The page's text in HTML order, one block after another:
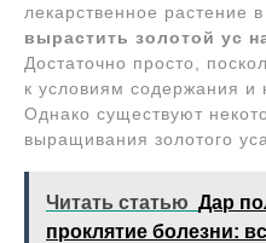
лекарственное растение
вырастить золотой ус
Достаточно просто,
к условиям содержания и
Однако существуют
выращивания золотого
Читать статью Дар
проклятие болезни: